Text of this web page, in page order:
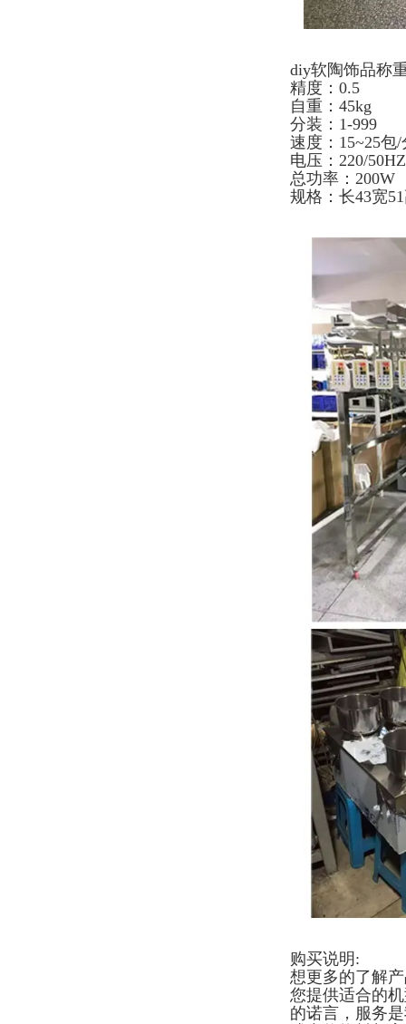
diy软陶饰品称
精度：0.5
自重：45kg
分装：1-999
速度：15~25包
电压：220/
总功率：200W
规格：长43宽
购买说明:
想更多的了解
您提供适合的
的诺言，服务